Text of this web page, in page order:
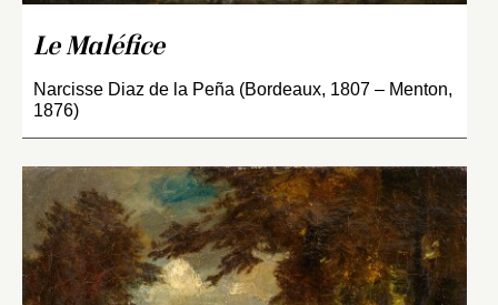
Le Maléfice
Narcisse Diaz de la Peña (Bordeaux, 1807 – Menton,
1876)